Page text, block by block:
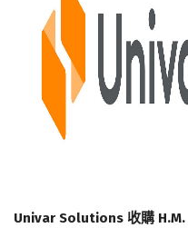
Univar Solutions 收購